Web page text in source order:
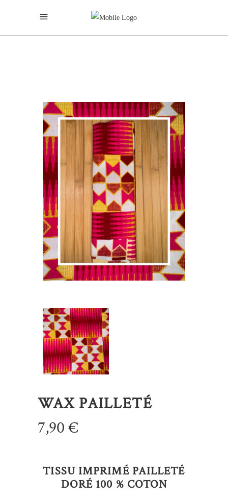
WAX PAILLETÉ
7,90€
TISSU IMPRIMÉ PAILLETÉ
DORÉ 100 % COTON